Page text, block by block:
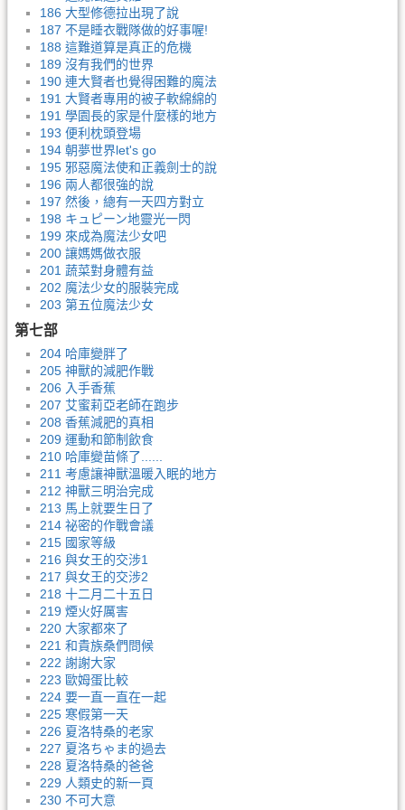
186 大型修德拉出現了說
187 不是睡衣戰隊做的好事喔!
188 這難道算是真正的危機
189 沒有我們的世界
190 連大賢者也覺得困難的魔法
191 大賢者專用的被子軟綿綿的
191 學園長的家是什麼樣的地方
193 便利枕頭登場
194 朝夢世界let's go
195 邪惡魔法使和正義劍士的說
196 兩人都很強的說
197 然後，總有一天四方對立
198 キュピーン地靈光一閃
199 來成為魔法少女吧
200 讓媽媽做衣服
201 蔬菜對身體有益
202 魔法少女的服裝完成
203 第五位魔法少女
第七部
204 哈庫變胖了
205 神獸的減肥作戰
206 入手香蕉
207 艾蜜莉亞老師在跑步
208 香蕉減肥的真相
209 運動和節制飲食
210 哈庫變苗條了......
211 考慮讓神獸溫暖入眠的地方
212 神獸三明治完成
213 馬上就要生日了
214 祕密的作戰會議
215 國家等級
216 與女王的交涉1
217 與女王的交涉2
218 十二月二十五日
219 煙火好厲害
220 大家都來了
221 和貴族桑們問候
222 謝謝大家
223 歐姆蛋比較
224 要一直一直在一起
225 寒假第一天
226 夏洛特桑的老家
227 夏洛ちゃま的過去
228 夏洛特桑的爸爸
229 人類史的新一頁
230 不可大意